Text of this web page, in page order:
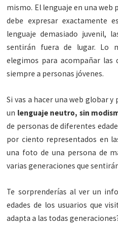
mismo. El lenguaje en una web
debe expresar exactamente
lenguaje demasiado juvenil,
sentirán fuera de lugar. Lo
elegimos para acompañar las
siempre a personas jóvenes.
Si vas a hacer una web globar
un lenguaje neutro, sin
de personas de diferentes
por ciento representados en
una foto de una persona de
varias generaciones que
Te sorprenderías al ver un
edades de los usuarios que
adapta a las todas